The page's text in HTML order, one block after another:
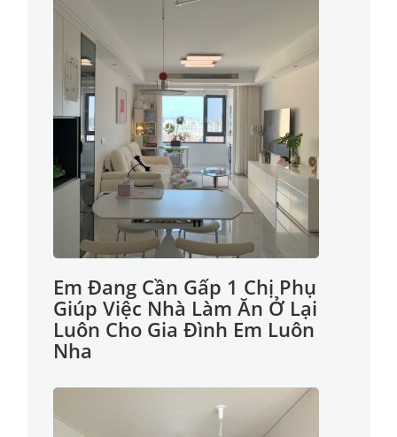
Em Đang Cần Gấp 1 Chị Phụ
Giúp Việc Nhà Làm Ăn Ở Lại
Luôn Cho Gia Đình Em Luôn
Nha